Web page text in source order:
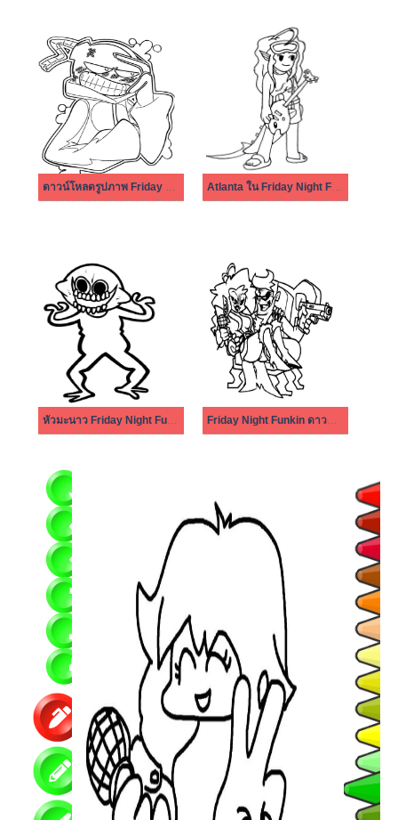
ดาวน์โหลดรูปภาพ Friday Night Funkin ฟรี Atlanta ใน Friday Night Funkin
หัวมะนาว Friday Night Funkin Friday Night Funkin ดาวน์โหลดฟรี